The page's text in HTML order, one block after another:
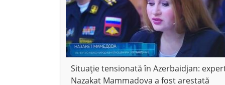
Situație tensionată în Azerbaidjan:
Nazakat Mammadova a fost arestată